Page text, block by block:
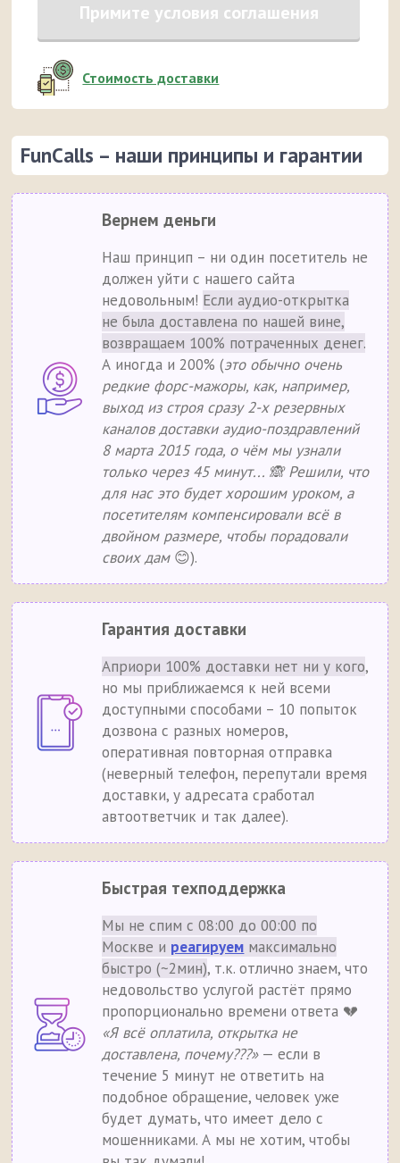
Примите условия соглашения
Стоимость доставки
FunCalls – наши принципы и гарантии
Вернем деньги
Наш принцип – ни один посетитель не
должен уйти с нашего сайта
недовольным! Если аудио-открытка
не была доставлена по нашей вине,
возвращаем 100% потраченных денег.
А иногда и 200% (это обычно очень
редкие форс-мажоры, как, например,
выход из строя сразу 2-х резервных
каналов доставки аудио-поздравлений
8 марта 2015 года, о чём мы узнали
только через 45 минут... 🙈 Решили, что
для нас это будет хорошим уроком, а
посетителям компенсировали всё в
двойном размере, чтобы порадовали
своих дам😊).
Гарантия доставки
Априори 100% доставки нет ни у кого,
но мы приближаемся к ней всеми
доступными способами – 10 попыток
дозвона с разных номеров,
оперативная повторная отправка
(неверный телефон, перепутали время
доставки, у адресата сработал
автоответчик и так далее).
Быстрая техподдержка
Мы не спим с 08:00 до 00:00 по
Москве и реагируем максимально
быстро (~2мин), т.к. отлично знаем, что
недовольство услугой растёт прямо
пропорционально времени ответа 💔
«Я всё оплатила, открытка не
доставлена, почему???»— если в
течение 5 минут не ответить на
подобное обращение, человек уже
будет думать, что имеет дело с
мошенниками. А мы не хотим, чтобы